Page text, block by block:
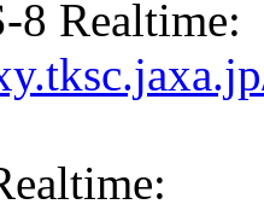
8 Realtime: